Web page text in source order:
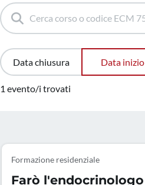
Data chiusura Data inizio
1 evento/i trovati
Formazione residenziale
Farò l'endocrinologo